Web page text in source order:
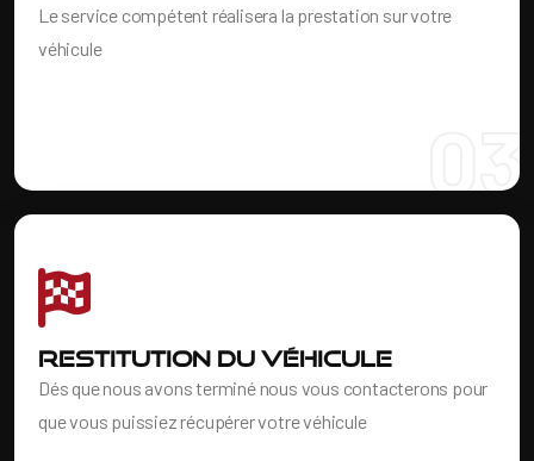
Le service compétent réalisera la prestation sur votre
véhicule
03
Restitution du véhicule
Dés que nous avons terminé nous vous contacterons pour
que vous puissiez récupérer votre véhicule